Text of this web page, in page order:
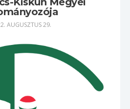
AUGUSZTUS 29.